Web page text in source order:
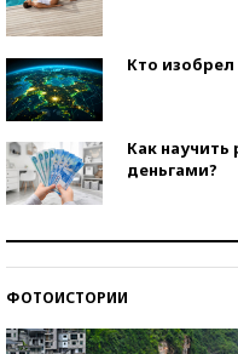
Кто изобрел
Как научить
деньгами?
ФОТОИСТОРИИ